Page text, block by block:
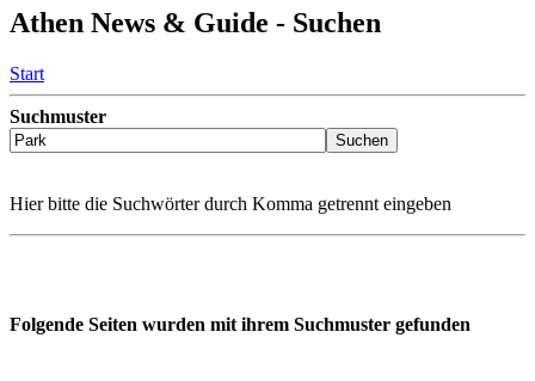
Athen News & Guide - Suchen
Start
Suchmuster
Hier bitte die Suchwörter durch Komma getrennt eingeben
Folgende Seiten wurden mit ihrem Suchmuster gefunden